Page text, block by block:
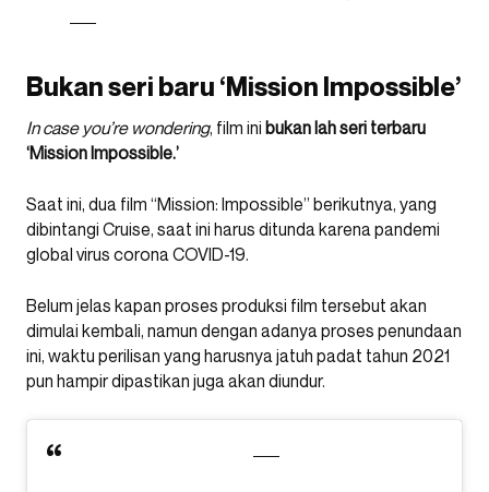
Bukan seri baru ‘Mission Impossible’
In case you’re wondering, film ini bukan lah seri terbaru
‘Mission Impossible.’
Saat ini, dua film “Mission: Impossible” berikutnya, yang
dibintangi Cruise, saat ini harus ditunda karena pandemi
global virus corona COVID-19.
Belum jelas kapan proses produksi film tersebut akan
dimulai kembali, namun dengan adanya proses penundaan
ini, waktu perilisan yang harusnya jatuh padat tahun 2021
pun hampir dipastikan juga akan diundur.